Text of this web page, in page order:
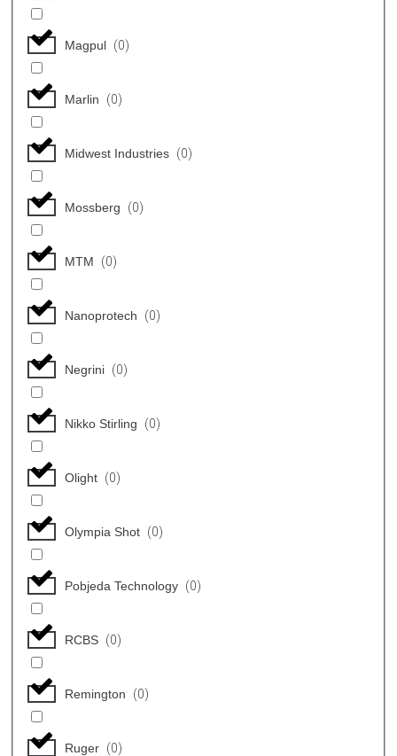
Magpul (0)
Marlin (0)
Midwest Industries (0)
Mossberg (0)
MTM (0)
Nanoprotech (0)
Negrini (0)
Nikko Stirling (0)
Olight (0)
Olympia Shot (0)
Pobjeda Technology (0)
RCBS (0)
Remington (0)
Ruger (0)